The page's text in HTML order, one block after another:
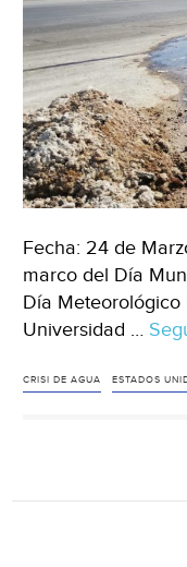
Fecha: 24 de
marco del Día
Día Meteorológico
Universidad …
CRISI DE AGUA ESTADOS